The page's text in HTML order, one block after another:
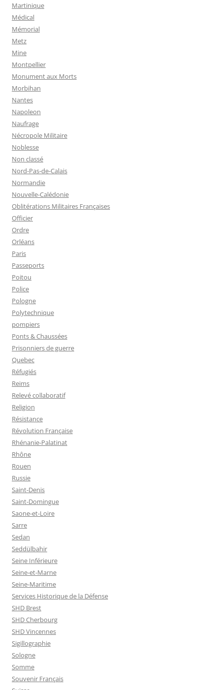
Martinique
Médical
Mémorial
Metz
Mine
Montpellier
Monument aux Morts
Morbihan
Nantes
Napoleon
Naufrage
Nécropole Militaire
Noblesse
Non classé
Nord-Pas-de-Calais
Normandie
Nouvelle-Calédonie
Oblitérations Militaires Françaises
Officier
Ordre
Orléans
Paris
Passeports
Poitou
Police
Pologne
Polytechnique
pompiers
Ponts & Chaussées
Prisonniers de guerre
Quebec
Réfugiés
Reims
Relevé collaboratif
Religion
Résistance
Révolution Française
Rhénanie-Palatinat
Rhône
Rouen
Russie
Saint-Denis
Saint-Domingue
Saone-et-Loire
Sarre
Sedan
Seddülbahir
Seine Inférieure
Seine-et-Marne
Seine-Maritime
Services Historique de la Défense
SHD Brest
SHD Cherbourg
SHD Vincennes
Sigillographie
Sologne
Somme
Souvenir Français